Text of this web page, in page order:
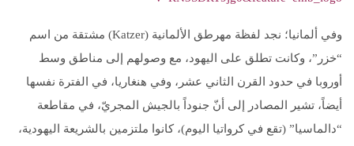
وفي ألمانيا؛ نجد لفظة مهرطق الألمانية (Katzer) مشتقة من اسم
“خزر”، وكانت تطلق على اليهود، مع وصولهم إلى مناطق وسط
أوروبا في حدود القرن الثاني عشر، وفي هنغاريا، في الفترة نفسها
أيضاً، تشير المصادر إلى أنّ جنوداً بالجيش المجريّ، في مقاطعة
“دالماسيا” (تقع في كرواتيا اليوم)، كانوا ملتزمين بالشريعة اليهودية،